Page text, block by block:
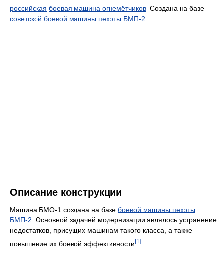
российская боевая машина огнемётчиков . Создана на базе
советской боевой машины пехоты БМП-2
Описание конструкции
Машина БМО-1 создана на базе боевой машины пехоты
БМП-2 . Основной задачей модернизации являлось устранение
недостатков, присущих машинам такого класса, а также
повышение их боевой эффективности[1]